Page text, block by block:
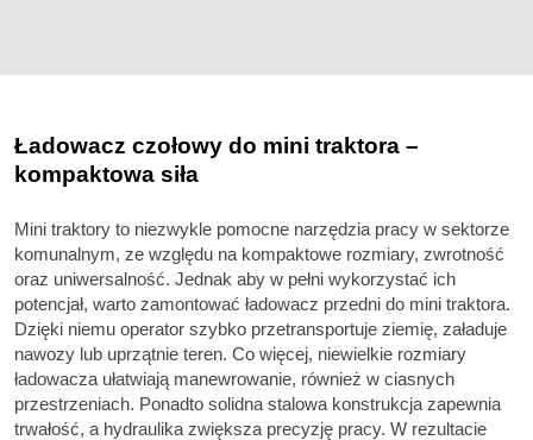
Ładowacz czołowy do mini traktora –
kompaktowa siła
Mini traktory to niezwykle pomocne narzędzia pracy w sektorze
komunalnym, ze względu na kompaktowe rozmiary, zwrotność
oraz uniwersalność. Jednak aby w pełni wykorzystać ich
potencjał, warto zamontować ładowacz przedni do mini traktora.
Dzięki niemu operator szybko przetransportuje ziemię, załaduje
nawozy lub uprzątnie teren. Co więcej, niewielkie rozmiary
ładowacza ułatwiają manewrowanie, również w ciasnych
przestrzeniach. Ponadto solidna stalowa konstrukcja zapewnia
trwałość, a hydraulika zwiększa precyzję pracy. W rezultacie